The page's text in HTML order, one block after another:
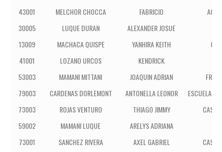
43001
MELCHOR CHOCCA FABRICIO
30005
LUQUE DURAN
ALEXANDER JOSUE
13009
MACHACA QUISPE YANHIRA KEITH
41001
LOZANO URCOS KENDRICK
53003
MAMANI MITTANI JOAQUIN ADRIAN
79003
CARDENAS DORLEMONT ANTONELLA LEONOR
ESCUELA
73003
ROJAS VENTURO THIAGO JIMMY
59002
MAMANI LUQUE
ARELYS ADRIANA
73001
SANCHEZ RIVERA AXEL GABRIEL